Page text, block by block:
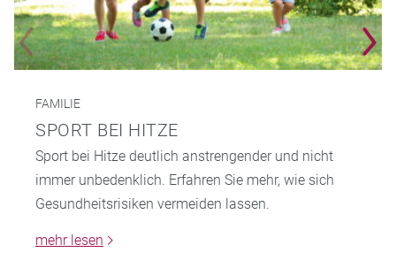
FAMILIE
SPORT BEI HITZE
Sport bei Hitze deutlich anstrengender und nicht
immer unbedenklich. Erfahren Sie mehr, wie sich
Gesundheitsrisiken vermeiden lassen.
mehr lesen